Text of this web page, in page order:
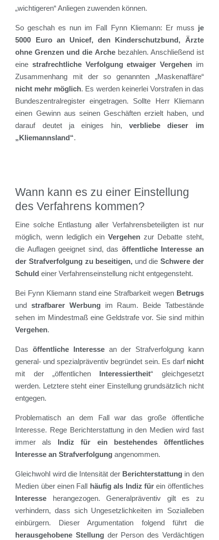
„wichtigeren“ Anliegen zuwenden können.
So geschah es nun im Fall Fynn Kliemann: Er muss je
5000 Euro an Unicef, den Kinderschutzbund, Ärzte
ohne Grenzen und die Archebezahlen. Anschließend ist
einestrafrechtliche Verfolgung etwaiger Vergehenim
Zusammenhang mit der so genannten „Maskenaffäre“
nicht mehr möglich. Es werden keinerlei Vorstrafen in das
Bundeszentralregister eingetragen. Sollte Herr Kliemann
einen Gewinn aus seinen Geschäften erzielt haben, und
darauf deutet ja einiges hin, verbliebe dieser im
„Kliemannsland“.
Wann kann es zu einer Einstellung
des Verfahrens kommen?
Eine solche Entlastung aller Verfahrensbeteiligten ist nur
möglich, wenn lediglich einVergehen zur Debatte steht,
die Auflagen geeignet sind, das öffentliche Interesse an
der Strafverfolgung zu beseitigen, und dieSchwere der
Schuld einer Verfahrenseinstellung nicht entgegensteht.
Bei Fynn Kliemann stand eine Strafbarkeit wegen Betrugs
undstrafbarer Werbungim Raum. Beide Tatbestände
sehen im Mindestmaß eine Geldstrafe vor. Sie sind mithin
Vergehen.
Dasöffentliche Interessean der Strafverfolgung kann
general- und spezialpräventiv begründet sein. Es darf nicht
mit der „öffentlichen Interessiertheit“ gleichgesetzt
werden. Letztere steht einer Einstellung grundsätzlich nicht
entgegen.
Problematisch an dem Fall war das große öffentliche
Interesse. Rege Berichterstattung in den Medien wird fast
immer als Indiz für ein bestehendes öffentliches
Interesse an Strafverfolgung angenommen.
Gleichwohl wird die Intensität der Berichterstattung in den
Medien über einen Fall häufig als Indiz fürein öffentliches
Interesse herangezogen. Generalpräventiv gilt es zu
verhindern, dass sich Ungesetzlichkeiten im Sozialleben
einbürgern. Dieser Argumentation folgend führt die
herausgehobene Stellung der Person des Verdächtigen